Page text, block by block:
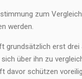
zum
werden.
grundsätzlich erst drei
über ihn zu
davor schützen